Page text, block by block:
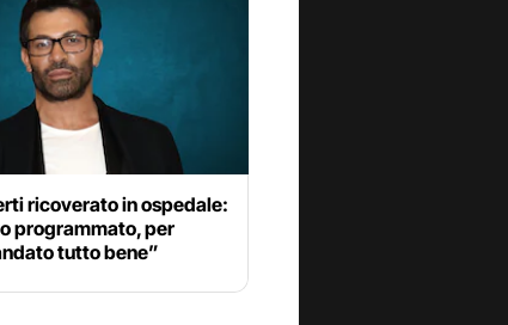
ricoverato in ospedale:
programmato, per
tutto bene”